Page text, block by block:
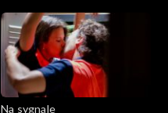
Na sygnale